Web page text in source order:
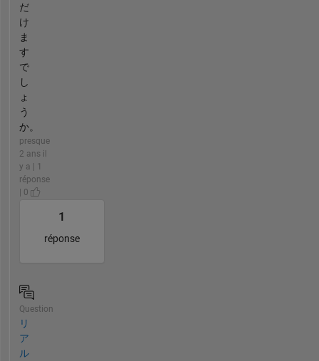
だ
け
ま
す
で
し
ょ
う
か。
presque
2 ans il
y a | 1
réponse
| 0
1
réponse
Question
リ
ア
ル